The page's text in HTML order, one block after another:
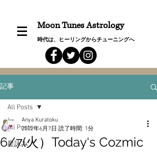
Moon Tunes Astrology
時代は、ヒーリングからチューニングへ
記事
All Posts
星詠み
All Posts
6/7(火）Today‘s Cozmic
Anya Kuratoku
2022年6月7日 読了時間: 1分